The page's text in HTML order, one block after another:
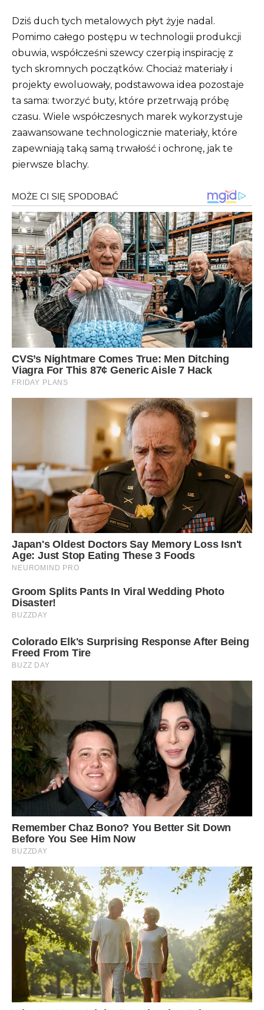
Dziś duch tych metalowych płyt żyje nadal.
Pomimo całego postępu w technologii produkcji
obuwia, współcześni szewcy czerpią inspirację z
tych skromnych początków. Chociaż materiały i
projekty ewoluowały, podstawowa idea pozostaje
ta sama: tworzyć buty, które przetrwają próbę
czasu. Wiele współczesnych marek wykorzystuje
zaawansowane technologicznie materiały, które
zapewniają taką samą trwałość i ochronę, jak te
pierwsze blachy.